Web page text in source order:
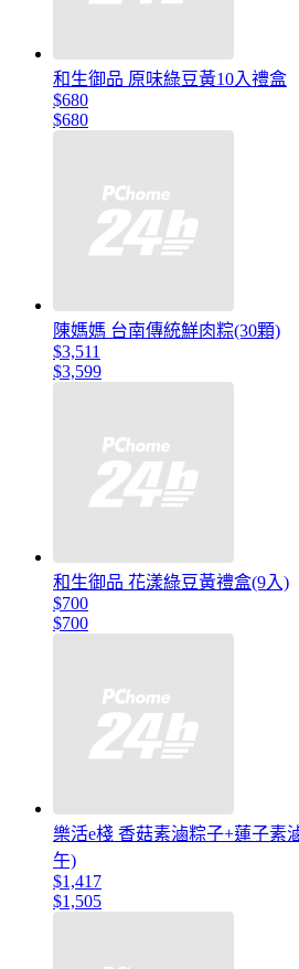
和生御品 原味綠豆黃10入禮盒
$680
$680
陳媽媽 台南傳統鮮肉粽(30顆)
$3,511
$3,599
和生御品 花漾綠豆黃禮盒(9入)
$700
$700
樂活e棧 香菇素滷粽子+蓮子素
午)
$1,417
$1,505